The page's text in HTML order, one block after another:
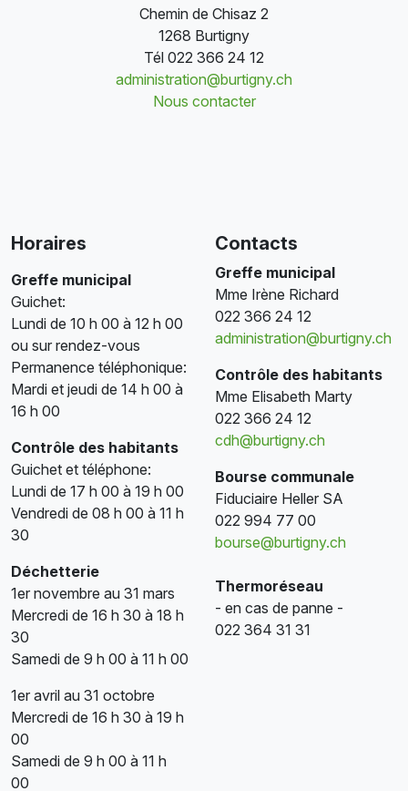
Chemin de Chisaz 2
1268 Burtigny
Tél 022 366 24 12
administration@burtigny.ch
Nous contacter
Horaires
Greffe municipal
Guichet:
Lundi de 10 h 00 à 12 h 00
ou sur rendez-vous
Permanence téléphonique:
Mardi et jeudi de 14 h 00 à
16 h 00
Contrôle des habitants
Guichet et téléphone:
Lundi de 17 h 00 à 19 h 00
Vendredi de 08 h 00 à 11 h
30
Déchetterie
1er novembre au 31 mars
Mercredi de 16 h 30 à 18 h
30
Samedi de 9 h 00 à 11 h 00
1er avril au 31 octobre
Mercredi de 16 h 30 à 19 h
00
Samedi de 9 h 00 à 11 h
00
Contacts
Greffe municipal
Mme Irène Richard
022 366 24 12
administration@burtigny.ch
Contrôle des habitants
Mme Elisabeth Marty
022 366 24 12
cdh@burtigny.ch
Bourse communale
Fiduciaire Heller SA
022 994 77 00
bourse@burtigny.ch
Thermoréseau
- en cas de panne -
022 364 31 31